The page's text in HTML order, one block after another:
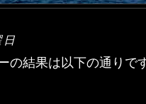
の結果は以下の通り